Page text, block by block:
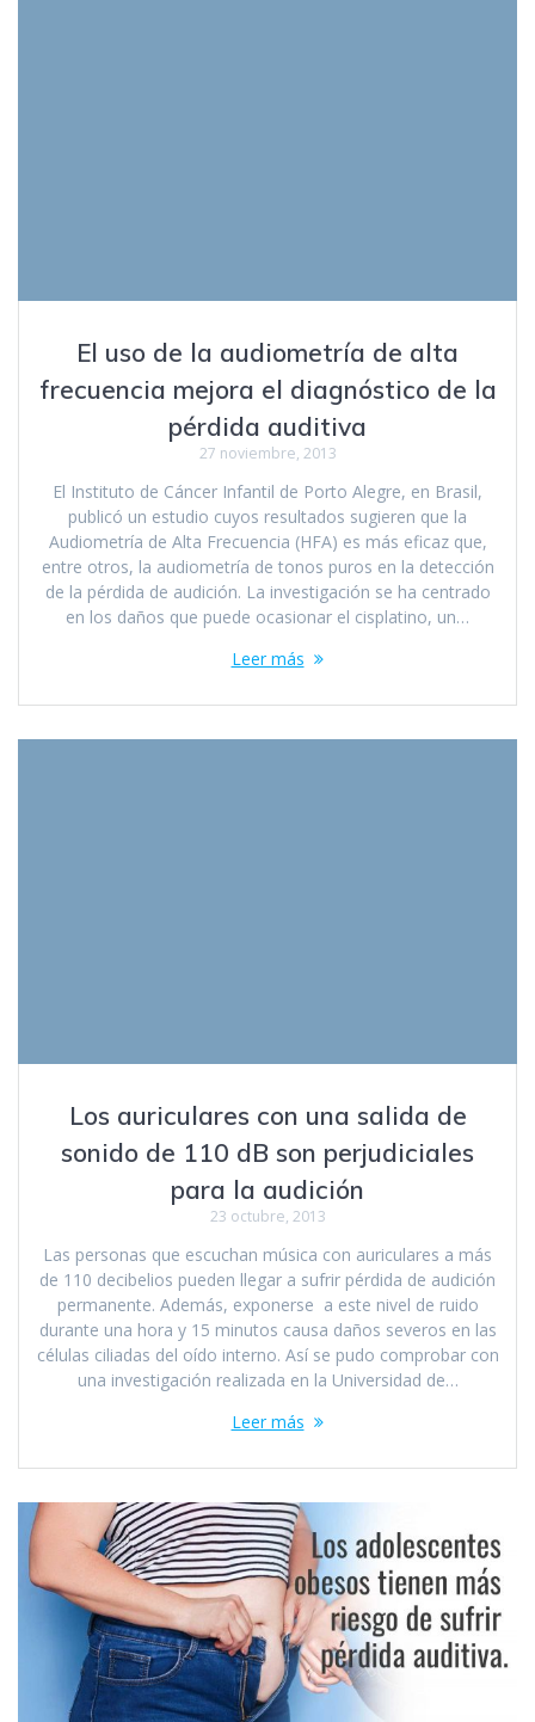
El uso de la audiometría de alta
frecuencia mejora el diagnóstico de la
pérdida auditiva
27 noviembre, 2013
El Instituto de Cáncer Infantil de Porto Alegre, en Brasil,
publicó un estudio cuyos resultados sugieren que la
Audiometría de Alta Frecuencia (HFA) es más eficaz que,
entre otros, la audiometría de tonos puros en la detección
de la pérdida de audición. La investigación se ha centrado
en los daños que puede ocasionar el cisplatino, un…
Leer más
Los auriculares con una salida de
sonido de 110 dB son perjudiciales
para la audición
23 octubre, 2013
Las personas que escuchan música con auriculares a más
de 110 decibelios pueden llegar a sufrir pérdida de audición
permanente. Además, exponerse a este nivel de ruido
durante una hora y 15 minutos causa daños severos en las
células ciliadas del oído interno. Así se pudo comprobar con
una investigación realizada en la Universidad de…
Leer más